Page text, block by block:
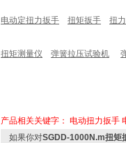
电动定扭力扳手 扭矩扳手 扭
扭矩测量仪 弹簧拉压试验机
产品相关关键字： 电动扭力扳手
如果你对SGDD-1000N.m扭矩